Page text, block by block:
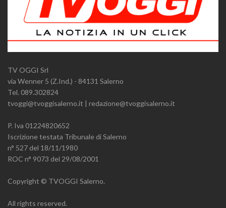
TV OGGI Srl
via Wenner 5 (Z.Ind.) - 84131 Salerno
Tel. 089.302824
tvoggi@tvoggisalerno.it | redazione@tvoggisalerno.it
P. Iva 01224820652
Iscrizione testata Tribunale di Salerno
n° 527 del 18/11/1980
ROC n° 9073 del 29/08/2001
Copyright © TVOGGI Salerno.
All rights reserved.